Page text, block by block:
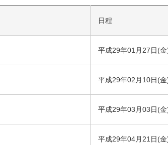
日程
平成29年01月27日(金
平成29年02月10日(金
平成29年03月03日(金
平成29年04月21日(金